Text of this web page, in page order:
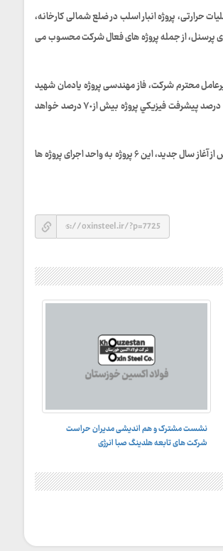
حرارتی، پروژه انبار اسلب در ضلع شمالی کارخانه،
های پرسنل، از جمله پروژه های فعال شرکت محسوب می
محترم شرکت، فاز مهندسی پروژه یادمان شهید
گمنام در فولاد اکسین خوزستان به سرعت انجام شد و تا قبل از سالروز شهادت حضرت فاطمه زهرا(س) درصد پيشرفت فيزيكي پروژه بيش از ٧٠ درصد خواهد
وی به انجام اقدامات مهندسی ۶ پروژه دیگر، علاوه بر هفت پروژه در دست اجرا، اشاره کرد و خبرداد: تا پیش از آغاز سال جدید، این ۶ پروژه به واحد اجرای پروژه ها
به میزبانی فولاد اکسین خوزستان برگزار شد؛
نشست مشترک و هم اندیشی مدیران حراست
شرکت های تابعه هلدینگ صبا انرژی